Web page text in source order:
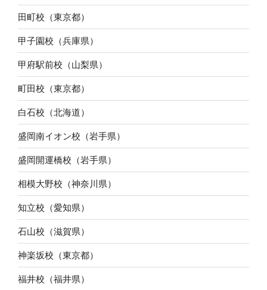
田町校（東京都）
甲子園校（兵庫県）
甲府駅前校（山梨県）
町田校（東京都）
白石校（北海道）
盛岡南イオン校（岩手県）
盛岡開運橋校（岩手県）
相模大野校（神奈川県）
知立校（愛知県）
石山校（滋賀県）
神楽坂校（東京都）
福井校（福井県）